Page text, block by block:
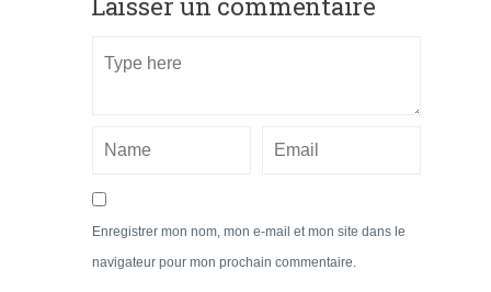
Laisser un commentaire
Enregistrer mon nom, mon e-mail et mon site dans le
navigateur pour mon prochain commentaire.